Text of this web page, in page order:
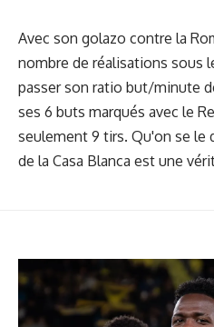
Avec son golazo contre la
nombre de réalisations sous
passer son ratio but/minute
ses 6 buts marqués avec le
seulement 9 tirs. Qu'on se le
de la Casa Blanca est une